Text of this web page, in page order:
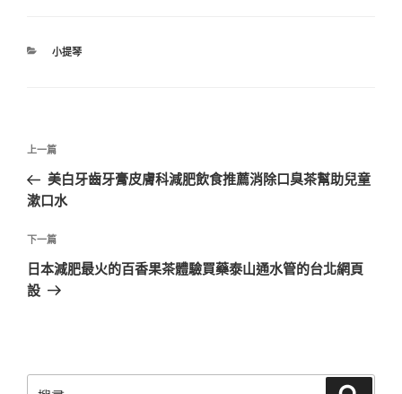
分
小提琴
文
導
覽
上
一
篇
章
上一篇
美白牙齒牙膏皮膚科減肥飲食推薦消除口臭茶幫助兒童
漱口水
下
一
篇
下一篇
日本減肥最火的百香果茶體驗買藥泰山通水管的台北網頁
設